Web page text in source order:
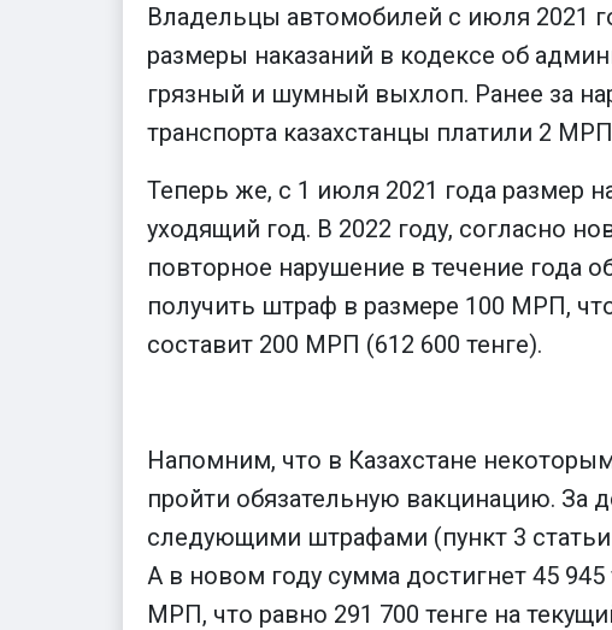
Владельцы автомобилей с июля 2021
размеры наказаний в кодексе об
грязный и шумный выхлоп. Ранее за
транспорта казахстанцы платили 2
Теперь же, с 1 июля 2021 года размер
уходящий год. В 2022 году, согласно
повторное нарушение в течение года
получить штраф в размере 100 МРП,
составит 200 МРП (612 600 тенге).
Напомним, что в Казахстане
пройти обязательную вакцинацию. За
следующими штрафами (пункт 3
А в новом году сумма достигнет 45
МРП, что равно 291 700 тенге на